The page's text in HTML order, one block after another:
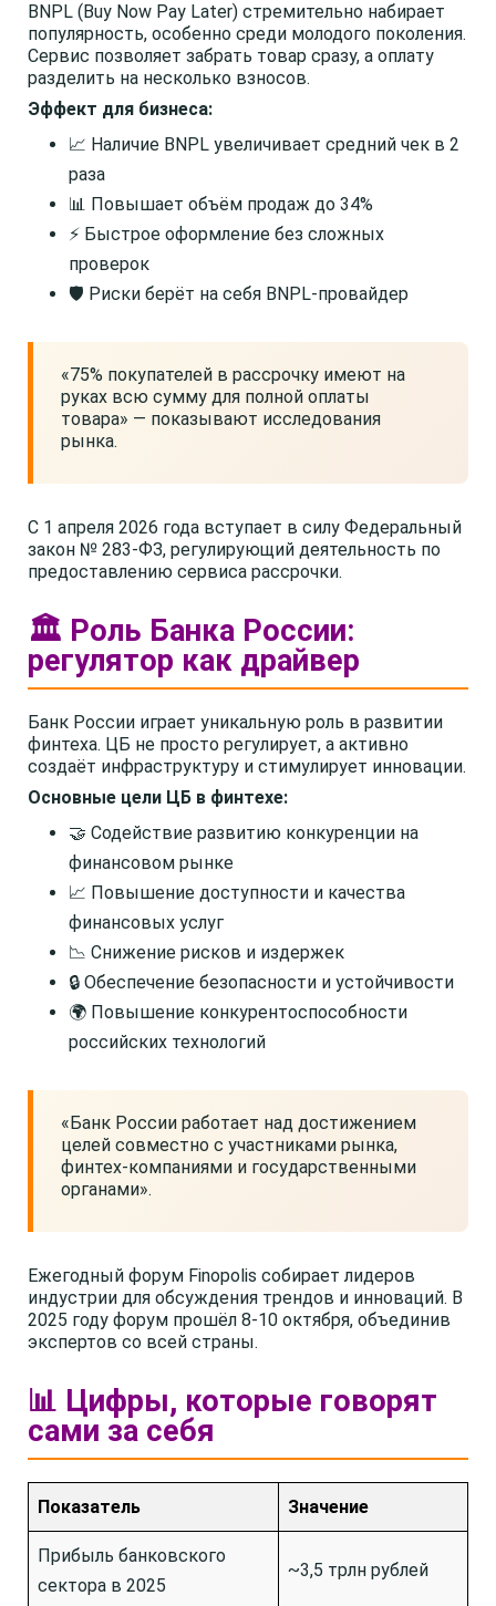
BNPL (Buy Now Pay Later) стремительно набирает
популярность, особенно среди молодого поколения.
Сервис позволяет забрать товар сразу, а оплату
разделить на несколько взносов.
Эффект для бизнеса:
📈 Наличие BNPL увеличивает средний чек в 2
раза
📊 Повышает объём продаж до 34%
⚡ Быстрое оформление без сложных
проверок
🛡️ Риски берёт на себя BNPL-провайдер
«75% покупателей в рассрочку имеют на
руках всю сумму для полной оплаты
товара» — показывают исследования
рынка.
С 1 апреля 2026 года вступает в силу Федеральный
закон № 283-ФЗ, регулирующий деятельность по
предоставлению сервиса рассрочки.
🏛️ Роль Банка России:
регулятор как драйвер
Банк России играет уникальную роль в развитии
финтеха. ЦБ не просто регулирует, а активно
создаёт инфраструктуру и стимулирует инновации.
Основные цели ЦБ в финтехе:
🤝 Содействие развитию конкуренции на
финансовом рынке
📈 Повышение доступности и качества
финансовых услуг
📉 Снижение рисков и издержек
🔒 Обеспечение безопасности и устойчивости
🌍 Повышение конкурентоспособности
российских технологий
«Банк России работает над достижением
целей совместно с участниками рынка,
финтех-компаниями и государственными
органами».
Ежегодный форум Finopolis собирает лидеров
индустрии для обсуждения трендов и инноваций. В
2025 году форум прошёл 8-10 октября, объединив
экспертов со всей страны.
📊 Цифры, которые говорят
сами за себя
Показатель Значение
Прибыль банковского
сектора в 2025
~3,5 трлн рублей